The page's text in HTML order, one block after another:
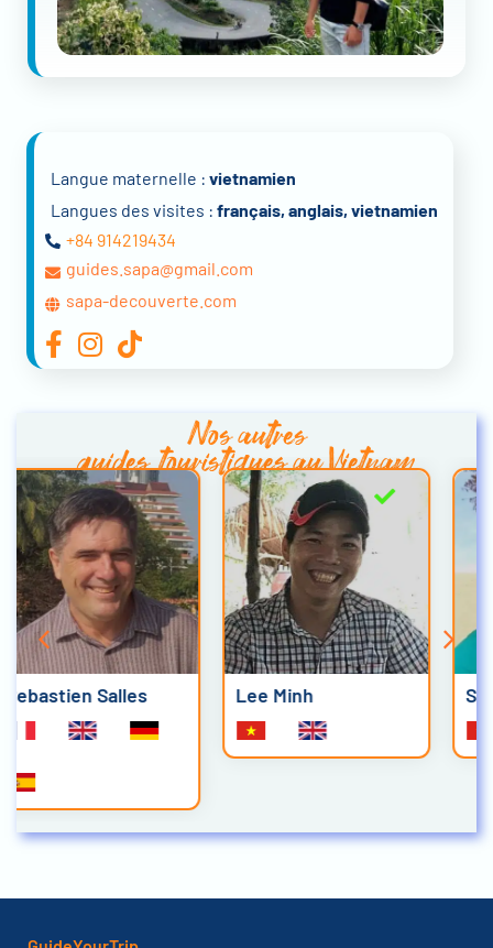
Langue maternelle : vietnamien
Langues des visites : français, anglais, vietnamien
+84 914219434
guides.sapa@gmail.com
sapa-decouverte.com
Nos autres
guides touristiques au Vietnam
Lee Minh Stephen Tai Tran